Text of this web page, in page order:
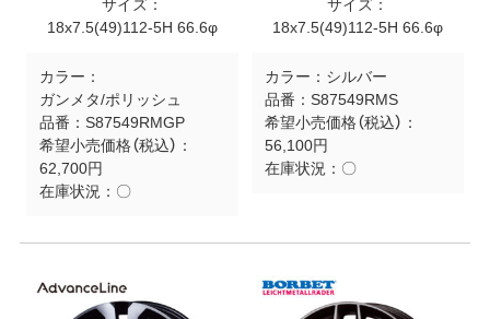
サイズ：
18x7.5(49)112-5H 66.6φ
カラー：
ガンメタ/ポリッシュ
品番： S87549RMGP
希望小売価格（税込）：
62,700円
在庫状況： 〇
サイズ：
18x7.5(49)112-5H 66.6φ
カラー： シルバー
品番： S87549RMS
希望小売価格（税込）：
56,100円
在庫状況： 〇